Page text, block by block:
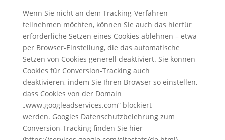
Wenn Sie nicht an dem Tracking-Verfahren
teilnehmen möchten, können Sie auch das hierfür
erforderliche Setzen eines Cookies ablehnen – etwa
per Browser-Einstellung, die das automatische
Setzen von Cookies generell deaktiviert. Sie können
Cookies für Conversion-Tracking auch
deaktivieren, indem Sie Ihren Browser so einstellen,
dass Cookies von der Domain
„www.googleadservices.com“ blockiert
werden. Googles Datenschutzbelehrung zum
Conversion-Tracking finden Sie hier